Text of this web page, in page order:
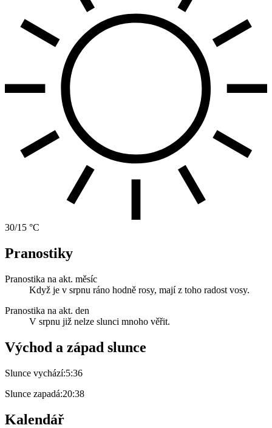
30/15 °C
Pranostiky
Pranostika na akt. měsíc
Když je v srpnu ráno hodně rosy, mají z toho radost vosy.
Pranostika na akt. den
V srpnu již nelze slunci mnoho věřit.
Východ a západ slunce
Slunce vychází:5:36
Slunce zapadá:20:38
Kalendář